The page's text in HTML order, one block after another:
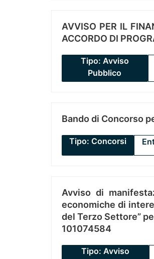
AVVISO PER IL
ACCORDO DI
Tipo: Avviso
Pubblico
Bando di Concorso
Tipo: Concorsi
Avviso di
economiche di
del Terzo Settore”
101074584
Tipo: Avviso